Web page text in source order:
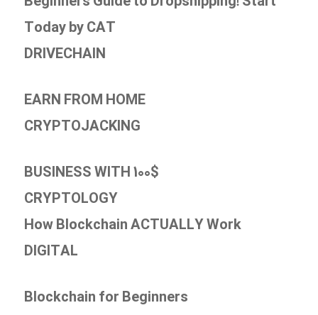
Today by CAT
DRIVECHAIN
EARN FROM HOME
CRYPTOJACKING
BUSINESS WITH 100$
CRYPTOLOGY
How Blockchain ACTUALLY Work
DIGITAL
Blockchain for Beginners